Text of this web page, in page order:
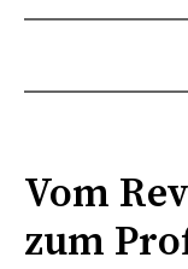
Vom
zum